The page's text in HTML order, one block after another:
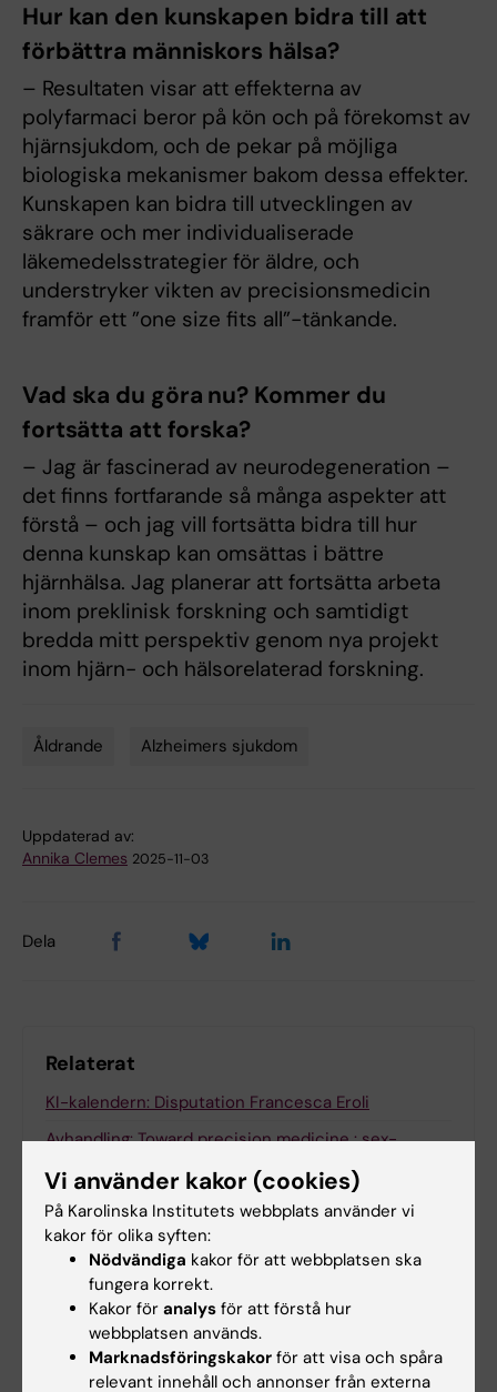
Hur kan den kunskapen bidra till att
förbättra människors hälsa?
– Resultaten visar att effekterna av
polyfarmaci beror på kön och på förekomst av
hjärnsjukdom, och de pekar på möjliga
biologiska mekanismer bakom dessa effekter.
Kunskapen kan bidra till utvecklingen av
säkrare och mer individualiserade
läkemedelsstrategier för äldre, och
understryker vikten av precisionsmedicin
framför ett ”one size fits all”-tänkande.
Vad ska du göra nu? Kommer du
fortsätta att forska?
– Jag är fascinerad av neurodegeneration –
det finns fortfarande så många aspekter att
förstå – och jag vill fortsätta bidra till hur
denna kunskap kan omsättas i bättre
hjärnhälsa. Jag planerar att fortsätta arbeta
inom preklinisk forskning och samtidigt
bredda mitt perspektiv genom nya projekt
inom hjärn- och hälsorelaterad forskning.
Åldrande Alzheimers sjukdom
Uppdaterad av:
Annika Clemes 2025-11-03
Dela
Relaterat
KI-kalendern: Disputation Francesca Eroli
Avhandling: Toward precision medicine : sex-
Relaterade artiklar
Vi använder kakor (cookies)
På Karolinska Institutets webbplats använder vi
kakor för olika syften:
Nödvändiga kakor för att webbplatsen ska
fungera korrekt.
Kakor för analys för att förstå hur
webbplatsen används.
Marknadsföringskakor för att visa och spåra
relevant innehåll och annonser från externa